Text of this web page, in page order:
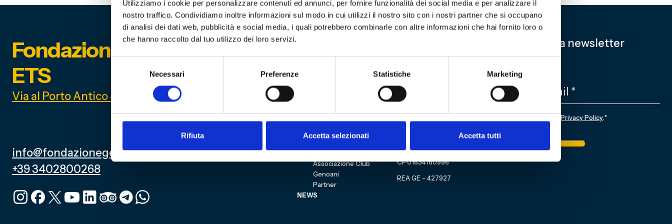
Utilizziamo i cookie per personalizzare contenuti ed annunci, per fornire funzionalità dei social media e per analizzare il
nostro traffico. Condividiamo inoltre informazioni sul modo in cui utilizzi il nostro sito con i nostri partner che si occupano
di analisi dei dati web, pubblicità e social media, i quali potrebbero combinarle con altre informazioni che hai fornito loro o
che hanno raccolto dal tuo utilizzo dei loro servizi.
Necessari Preferenze Statistiche Marketing
Rifiuta Accetta selezionati Accetta tutti
Fondazione Genoa 1893
ETS
Via al Porto Antico 4 | 16128 Genova
info@fondazionegenoa.com
+39 3402800268
ESPLORA
Collezione
Cultural Heritage
Fondazione
Associazione Club
Genoani
Partner
NEWS
Shop
Sostienici
Acquista biglietto
CF 01634160996
REA GE - 427927
Iscriviti alla newsletter
EMAIL
CONSENSO*
Privacy Policy.*
Iscriviti